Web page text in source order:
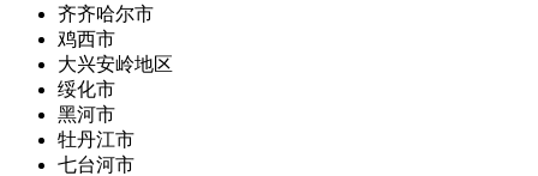
齐齐哈尔市
鸡西市
大兴安岭地区
绥化市
黑河市
牡丹江市
七台河市